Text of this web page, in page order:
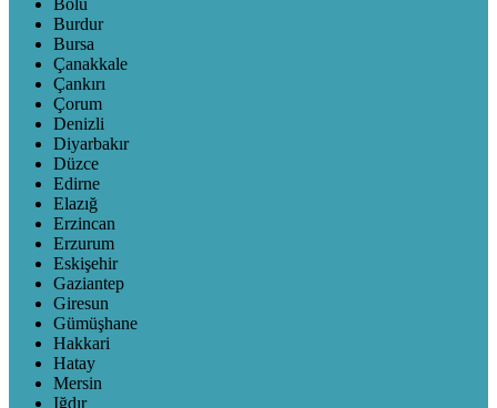
Bolu
Burdur
Bursa
Çanakkale
Çankırı
Çorum
Denizli
Diyarbakır
Düzce
Edirne
Elazığ
Erzincan
Erzurum
Eskişehir
Gaziantep
Giresun
Gümüşhane
Hakkari
Hatay
Mersin
Iğdır